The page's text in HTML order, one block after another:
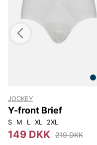
JOCKEY
Y-front Brief
S M L XL 2XL
149 DKK 219 DKK